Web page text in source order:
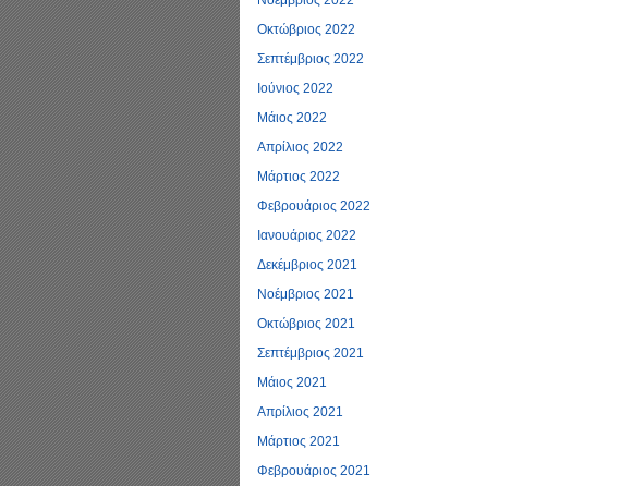
Οκτώβριος 2022
Σεπτέμβριος 2022
Ιούνιος 2022
Μάιος 2022
Απρίλιος 2022
Μάρτιος 2022
Φεβρουάριος 2022
Ιανουάριος 2022
Δεκέμβριος 2021
Νοέμβριος 2021
Οκτώβριος 2021
Σεπτέμβριος 2021
Μάιος 2021
Απρίλιος 2021
Μάρτιος 2021
Φεβρουάριος 2021